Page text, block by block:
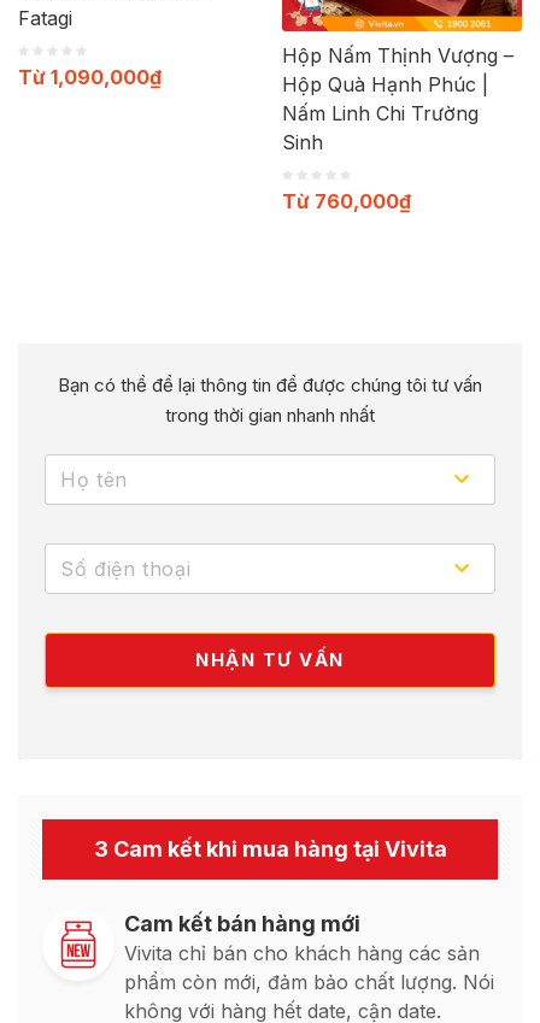
Fatagi
Từ 1,090,000₫
Hộp Nấm Thịnh Vượng –
Hộp Quà Hạnh Phúc |
Nấm Linh Chi Trường
Sinh
Từ 760,000₫
Bạn có thể để lại thông tin để được chúng tôi tư vấn
trong thời gian nhanh nhất
3 Cam kết khi mua hàng tại Vivita
Cam kết bán hàng mới
Vivita chỉ bán cho khách hàng các sản
phẩm còn mới, đảm bảo chất lượng. Nói
không với hàng hết date, cận date.